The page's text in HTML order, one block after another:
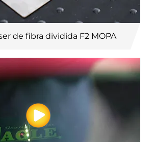
de fibra dividida F2 MOPA